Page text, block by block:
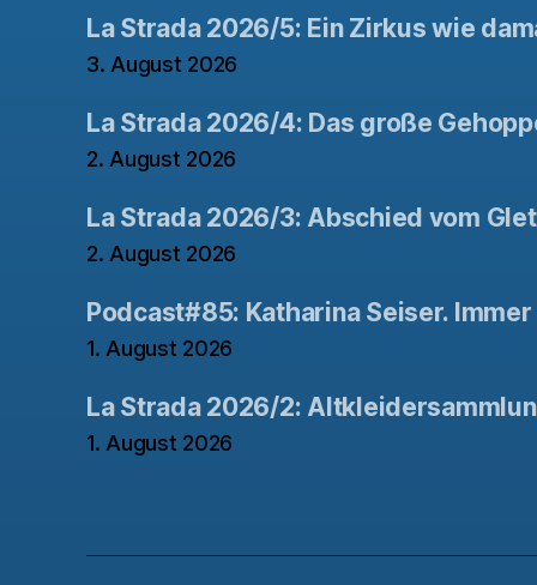
La Strada 2026/5: Ein Zirkus wie
3. August 2026
La Strada 2026/4: Das große
2. August 2026
La Strada 2026/3: Abschied vom
2. August 2026
Podcast#85: Katharina Seiser.
1. August 2026
La Strada 2026/2:
1. August 2026